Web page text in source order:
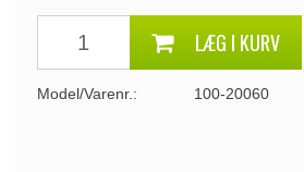
LÆG I KURV
Model/Varenr.: 100-20060